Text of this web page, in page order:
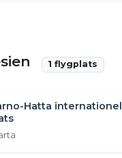
1 flygplats
Hatta